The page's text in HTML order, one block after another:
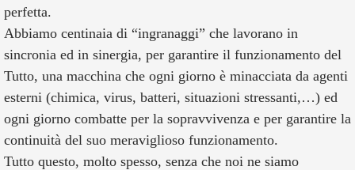
perfetta.
Abbiamo centinaia di “ingranaggi” che lavorano in
sincronia ed in sinergia, per garantire il funzionamento del
Tutto, una macchina che ogni giorno è minacciata da agenti
esterni (chimica, virus, batteri, situazioni stressanti,…) ed
ogni giorno combatte per la sopravvivenza e per garantire la
continuità del suo meraviglioso funzionamento.
Tutto questo, molto spesso, senza che noi ne siamo